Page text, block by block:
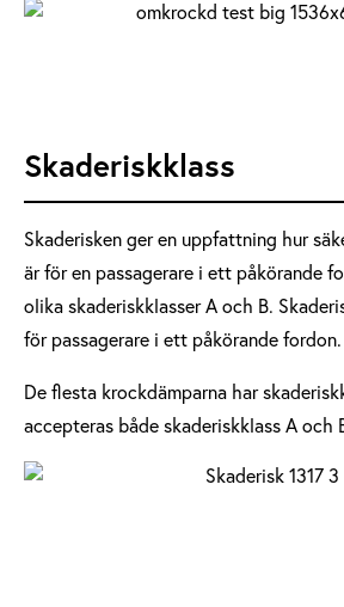
Skaderiskklass
Skaderisken ger en uppfattning hur
är för en passagerare i ett påkörande
olika skaderiskklasser A och B.
för passagerare i ett påkörande fordon.
De flesta krockdämparna har
accepteras både skaderiskklass A och